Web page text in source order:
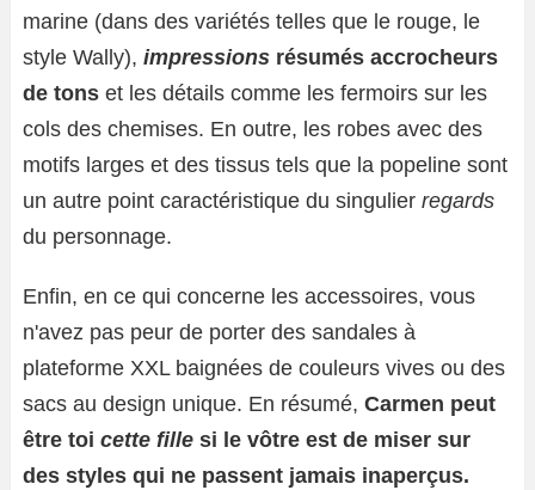
marine (dans des variétés telles que le rouge, le
style Wally), impressions résumés accrocheurs
de tons et les détails comme les fermoirs sur les
cols des chemises. En outre, les robes avec des
motifs larges et des tissus tels que la popeline sont
un autre point caractéristique du singulier regards
du personnage.
Enfin, en ce qui concerne les accessoires, vous
n'avez pas peur de porter des sandales à
plateforme XXL baignées de couleurs vives ou des
sacs au design unique. En résumé, Carmen peut
être toi cette fille si le vôtre est de miser sur
des styles qui ne passent jamais inaperçus.